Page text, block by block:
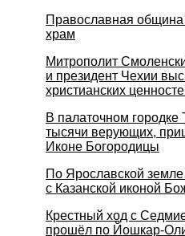
Православная община
храм
Митрополит
и президент Чехии
христианских
В палаточном городке
тысячи верующих,
Иконе Богородицы
По Ярославской
с Казанской иконой
Крестный ход с
прошёл по Йошкар-